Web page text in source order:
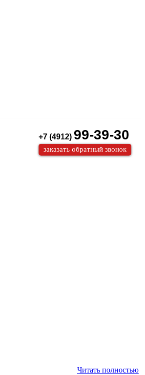
+7 (4912) 99-39-30
заказать обратный звонок
Читать полностью